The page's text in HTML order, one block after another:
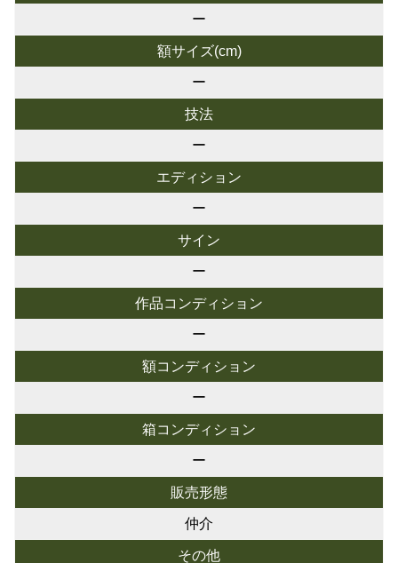
ー
額サイズ(cm)
ー
技法
ー
エディション
ー
サイン
ー
作品コンディション
ー
額コンディション
ー
箱コンディション
ー
販売形態
仲介
その他